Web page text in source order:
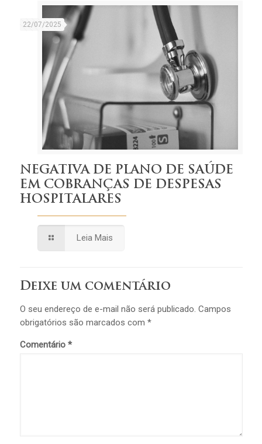
22/07/2025
NEGATIVA DE PLANO DE SAÚDE
EM COBRANÇAS DE DESPESAS
HOSPITALARES
Leia Mais
Deixe um comentário
O seu endereço de e-mail não será publicado. Campos
obrigatórios são marcados com *
Comentário *